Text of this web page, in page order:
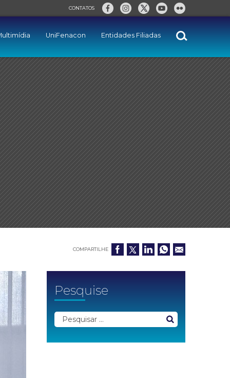
CONTATOS
UniFenacon Entidades Filiadas
COMPARTILHE
Pesquise